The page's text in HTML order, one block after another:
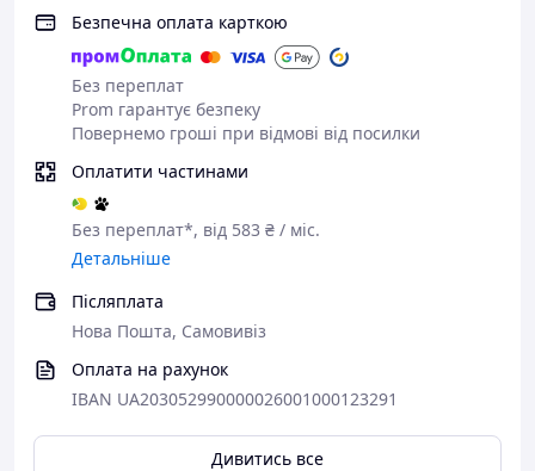
Безпечна оплата карткою
Без переплат
Prom гарантує безпеку
Повернемо гроші при відмові від посилки
Оплатити частинами
Без переплат*, від 583 ₴ / міс.
Детальніше
Післяплата
Нова Пошта, Самовивіз
Оплата на рахунок
IBAN UA203052990000026001000123291
Дивитись все